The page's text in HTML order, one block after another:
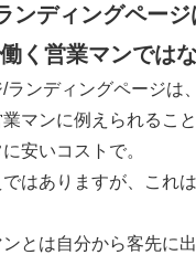
ンディングページ
く営業マンでは
ランディングページは
マンに例えられるこ
安いコストで。
はありますが、これ
とは自分から客先に